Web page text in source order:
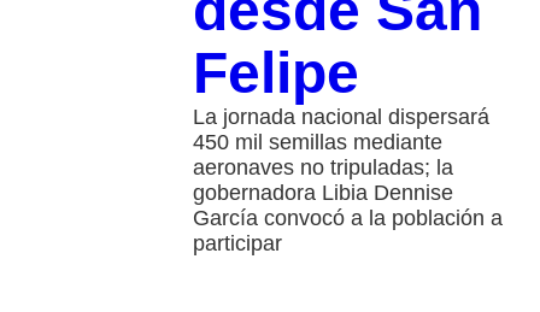
Felipe
La jornada nacional dispersará
450 mil semillas mediante
aeronaves no tripuladas; la
gobernadora Libia Dennise
García convocó a la población a
participar